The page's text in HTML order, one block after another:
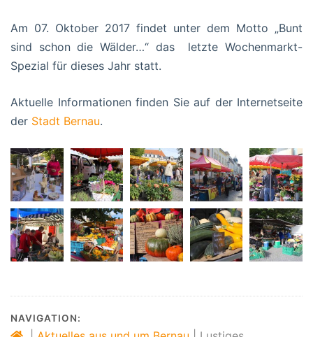
Am 07. Oktober 2017 findet unter dem Motto „Bunt
sind schon die Wälder…“ das letzte Wochenmarkt-
Spezial für dieses Jahr statt.
Aktuelle Informationen finden Sie auf der Internetseite
der Stadt Bernau.
NAVIGATION: